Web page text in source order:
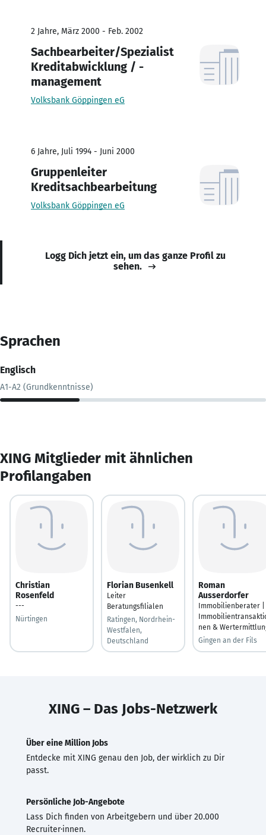
2 Jahre, März 2000 - Feb. 2002
Sachbearbeiter/Spezialist
Kreditabwicklung / -
management
Volksbank Göppingen eG
6 Jahre, Juli 1994 - Juni 2000
Gruppenleiter
Kreditsachbearbeitung
Volksbank Göppingen eG
Logg Dich jetzt ein, um das ganze Profil zu
sehen.
Sprachen
Englisch
A1-A2 (Grundkenntnisse)
XING Mitglieder mit ähnlichen
Profilangaben
Christian
Rosenfeld
---
Nürtingen
Florian Busenkell
Leiter
Beratungsfilialen
Ratingen, Nordrhein-
Westfalen,
Deutschland
Roman
Ausserdorfer
Immobilienberater |
nen &
Gingen an der Fils
XING – Das Jobs-Netzwerk
Über eine Million Jobs
Entdecke mit XING genau den Job, der wirklich zu Dir
passt.
Persönliche Job-Angebote
Lass Dich finden von Arbeitgebern und über 20.000
Recruiter·innen.